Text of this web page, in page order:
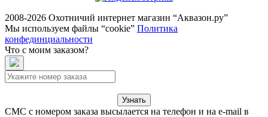
2008-2026 Охотничий интернет магазин “Аквазон.ру”
Мы используем файлы “cookie” Политика
конфединциальности
Что с моим заказом?
Узнать
СМС с номером заказа высылается на телефон и на e-mail в